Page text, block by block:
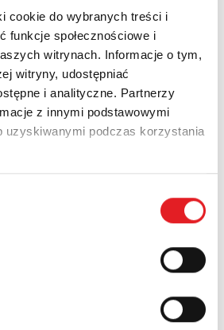
cookie do wybranych treści i
funkcje społecznościowe i
witrynach. Informacje o tym,
witryny, udostępniać
i analityczne. Partnerzy
z innymi podstawowymi
uzyskiwanymi podczas korzystania
szczegóły oferty